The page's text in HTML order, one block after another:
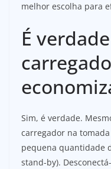
melhor escolha para
É
Sim, é verdade.
carregador na
pequena quantidade
stand-by).